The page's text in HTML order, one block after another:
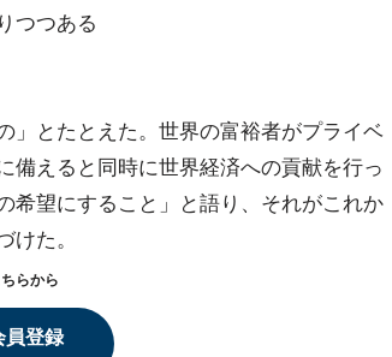
つつある
」とたとえた。世界の富裕者がプライベ
備えると同時に世界経済への貢献を行っ
希望にすること」と語り、それがこれか
けた。
らから
員登録